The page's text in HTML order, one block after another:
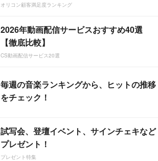
オリコン顧客満足度ランキング
2026年動画配信サービスおすすめ40選
【徹底比較】
CS動画配信サービス20選
毎週の音楽ランキングから、ヒットの推移
をチェック！
試写会、登壇イベント、サインチェキなど
プレゼント！
プレゼント特集